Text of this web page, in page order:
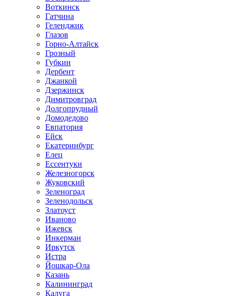
Воткинск
Гатчина
Геленджик
Глазов
Горно-Алтайск
Грозный
Губкин
Дербент
Джанкой
Дзержинск
Димитровград
Долгопрудный
Домодедово
Евпатория
Ейск
Екатеринбург
Елец
Ессентуки
Железногорск
Жуковский
Зеленоград
Зеленодольск
Златоуст
Иваново
Ижевск
Инкерман
Иркутск
Истра
Йошкар-Ола
Казань
Калининград
Калуга